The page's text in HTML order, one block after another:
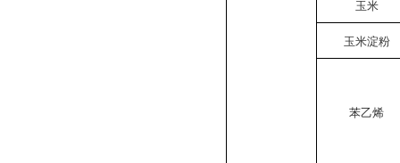
玉米
玉米淀粉
苯乙烯